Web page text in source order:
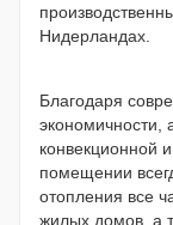
Нидерландах.
Благодаря
экономичности,
конвекционной
помещении
отопления все
жилых домов, а